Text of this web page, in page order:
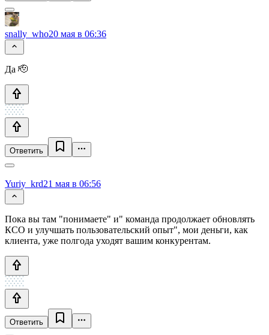
snally_who20 мая в 06:36
Да 🫡
Ответить
Yuriy_krd21 мая в 06:56
Пока вы там "понимаете" и" команда продолжает обновлять
КСО и улучшать пользовательский опыт", мои деньги, как
клиента, уже полгода уходят вашим конкурентам.
Ответить